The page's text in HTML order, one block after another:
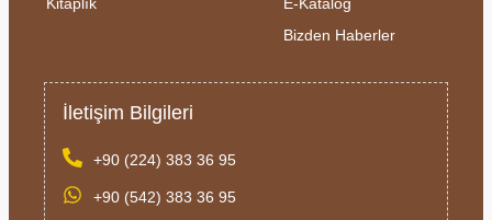
Bizden Haberler
İletişim Bilgileri
+90 (224) 383 36 95
+90 (542) 383 36 95